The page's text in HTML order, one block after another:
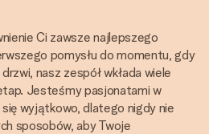
Ci zawsze najlepszego
pomysłu do momentu, gdy
nasz zespół wkłada wiele
Jesteśmy pasjonatami w
wyjątkowo, dlatego nigdy nie
sposobów, aby Twoje